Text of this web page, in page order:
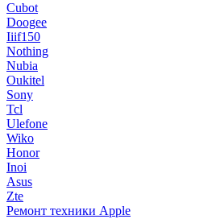
Cubot
Doogee
Iiif150
Nothing
Nubia
Oukitel
Sony
Tcl
Ulefone
Wiko
Honor
Inoi
Asus
Zte
Ремонт техники Apple